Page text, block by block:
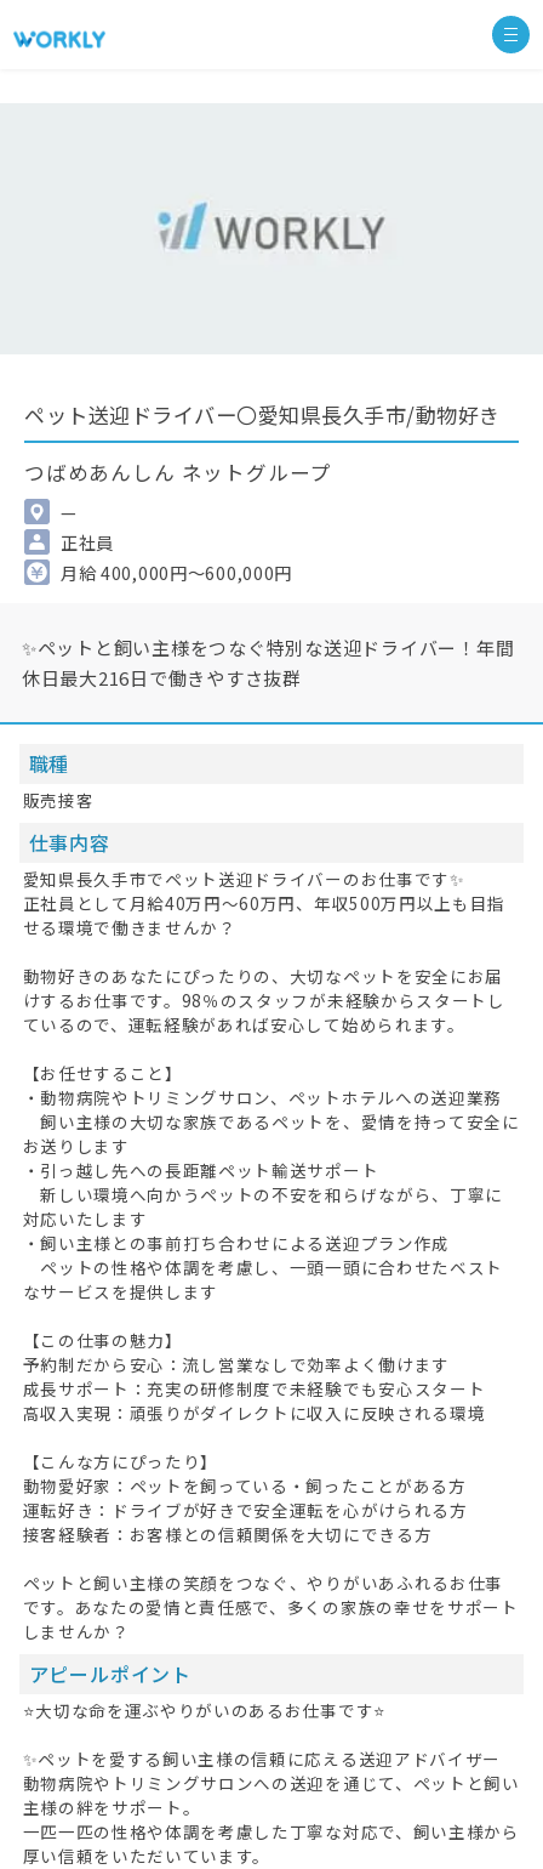
ペット送迎ドライバー〇愛知県長久手市/動物好き
つばめあんしん ネットグループ
—
正社員
月給 400,000円～600,000円
✨ペットと飼い主様をつなぐ特別な送迎ドライバー！年間
休日最大216日で働きやすさ抜群
職種
販売接客
仕事内容
愛知県長久手市でペット送迎ドライバーのお仕事です✨
正社員として月給40万円～60万円、年収500万円以上も目指
せる環境で働きませんか？
動物好きのあなたにぴったりの、大切なペットを安全にお届
けするお仕事です。98％のスタッフが未経験からスタートし
ているので、運転経験があれば安心して始められます。
【お任せすること】
・動物病院やトリミングサロン、ペットホテルへの送迎業務
飼い主様の大切な家族であるペットを、愛情を持って安全に
お送りします
・引っ越し先への長距離ペット輸送サポート
新しい環境へ向かうペットの不安を和らげながら、丁寧に
対応いたします
・飼い主様との事前打ち合わせによる送迎プラン作成
ペットの性格や体調を考慮し、一頭一頭に合わせたベスト
なサービスを提供します
【この仕事の魅力】
予約制だから安心：流し営業なしで効率よく働けます
成長サポート：充実の研修制度で未経験でも安心スタート
高収入実現：頑張りがダイレクトに収入に反映される環境
【こんな方にぴったり】
動物愛好家：ペットを飼っている・飼ったことがある方
運転好き：ドライブが好きで安全運転を心がけられる方
接客経験者：お客様との信頼関係を大切にできる方
ペットと飼い主様の笑顔をつなぐ、やりがいあふれるお仕事
です。あなたの愛情と責任感で、多くの家族の幸せをサポート
しませんか？
アピールポイント
⭐大切な命を運ぶやりがいのあるお仕事です⭐
✨ペットを愛する飼い主様の信頼に応える送迎アドバイザー
動物病院やトリミングサロンへの送迎を通じて、ペットと飼い
主様の絆をサポート。
一匹一匹の性格や体調を考慮した丁寧な対応で、飼い主様から
厚い信頼をいただいています。